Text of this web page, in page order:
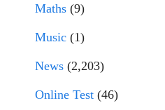
Maths (9)
Music (1)
News (2,203)
Online Test (46)